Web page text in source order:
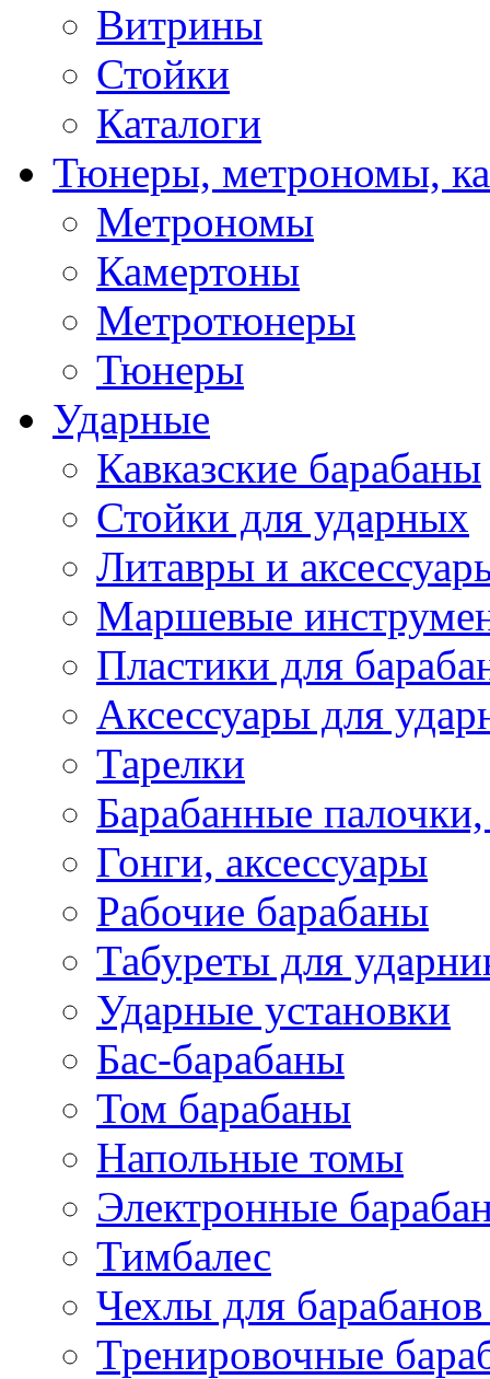
Витрины
Стойки
Каталоги
Тюнеры, метрономы,
Метрономы
Камертоны
Метротюнеры
Тюнеры
Ударные
Кавказские барабаны
Стойки для ударных
Литавры и
Маршевые
Пластики для
Аксессуары для
Тарелки
Барабанные палочки,
Гонги, аксессуары
Рабочие барабаны
Табуреты для
Ударные установки
Бас-барабаны
Том барабаны
Напольные томы
Электронные
Тимбалес
Чехлы для
Тренировочные